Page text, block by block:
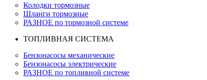
Колодки тормозные
Шланги тормозные
РАЗНОЕ по тормозной системе
ТОПЛИВНАЯ СИСТЕМА
Бензонасосы механические
Бензонасосы электрические
РАЗНОЕ по топливной системе